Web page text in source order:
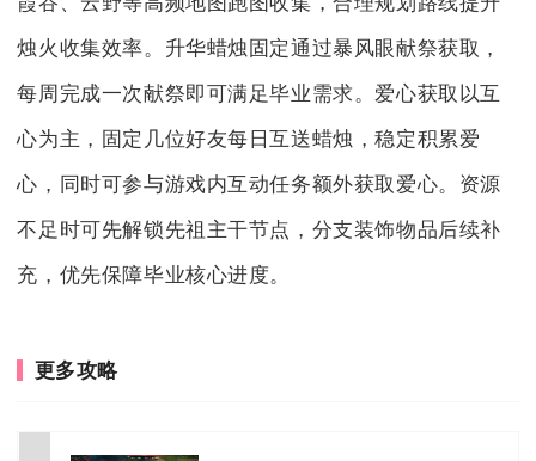
烛火收集效率。升华蜡烛固定通过暴风眼献祭获取，
每周完成一次献祭即可满足毕业需求。爱心获取以互
心为主，固定几位好友每日互送蜡烛，稳定积累爱
心，同时可参与游戏内互动任务额外获取爱心。资源
不足时可先解锁先祖主干节点，分支装饰物品后续补
充，优先保障毕业核心进度。
更多攻略